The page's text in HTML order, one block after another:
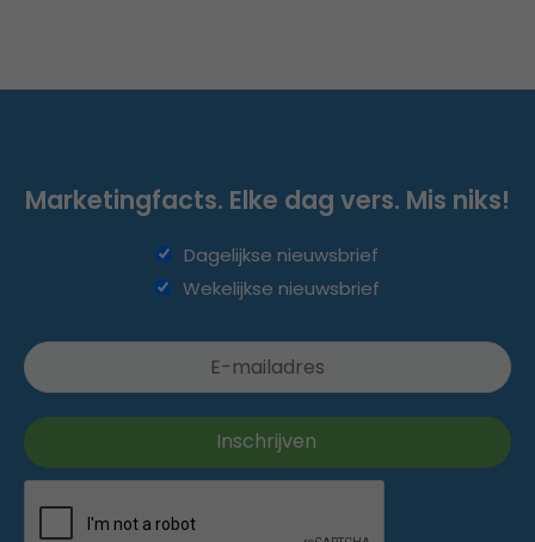
Marketingfacts. Elke dag vers. Mis niks!
Dagelijkse nieuwsbrief
Wekelijkse nieuwsbrief